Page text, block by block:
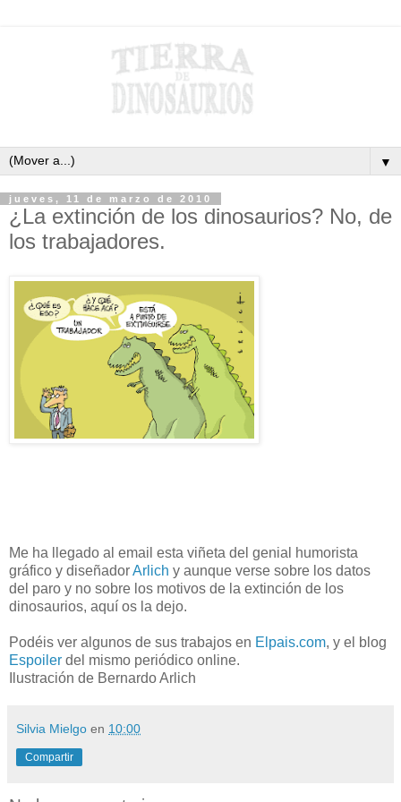
▼
jueves, 11 de marzo de 2010
¿La extinción de los dinosaurios? No, de
los trabajadores.
Me ha llegado al email esta viñeta del genial humorista
gráfico y diseñadorArlich y aunque verse sobre los datos
del paro y no sobre los motivos de la extinción de los
dinosaurios, aquí os la dejo.
Podéis ver algunos de sus trabajos en Elpais.com, y el blog
Espoiler del mismo periódico online.
Ilustración de Bernardo Arlich
Silvia Mielgo en 10:00
Compartir